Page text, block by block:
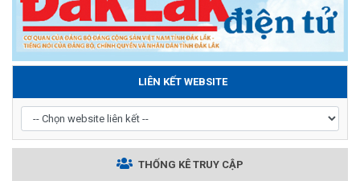
LIÊN KẾT WEBSITE
THỐNG KÊ TRUY CẬP